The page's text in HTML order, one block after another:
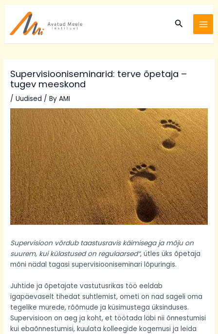
content
Search
Supervisiooniseminarid: terve õpetaja –
tugev meeskond
/Uudised / ByAMI
Supervisioon võrdub taastusravis käimisega ja mõju on
suurem, kui külastused on regulaarsed“, ütles üks õpetaja
mõni nädal tagasi supervisiooniseminari lõpuringis.
Juhtide ja õpetajate vastutusrikas töö eeldab
igapäevaselt tihedat suhtlemist, ometi on nad sageli oma
tegelike murede, rõõmude ja küsimustega üksinduses.
Supervisioon on aeg ja koht, et töötada läbi nii õnnestumisi
kui ebaõnnestumisi, kuulata kolleegide kogemusi ja leida
navigation